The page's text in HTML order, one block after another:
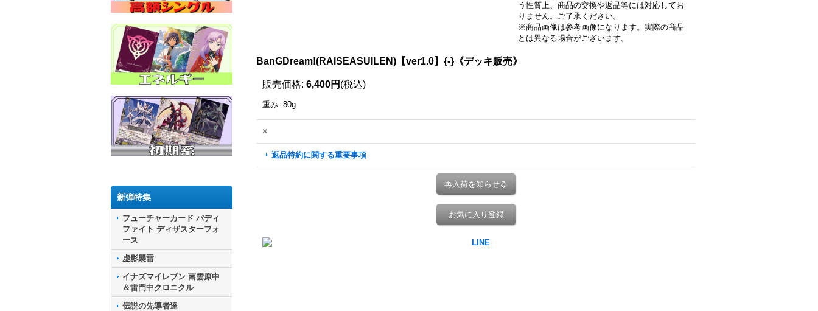
新弾特集
フューチャーカード バディ
ファイト ディザスターフォ
ース
虚影襲雷
イナズマイレブン 南雲原中
＆雷門中クロニクル
伝説の先導者達
う性質上、商品の交換や返品等には対応してお
りません。ご了承ください。
※商品画像は参考画像になります。実際の商品
とは異なる場合がございます。
BanGDream!(RAISEASUILEN)【ver1.0】{-}《デッキ販売》
販売価格: 6,400円 (税込)
重み: 80g
×
返品特約に関する重要事項
再入荷を知らせる
お気に入り登録